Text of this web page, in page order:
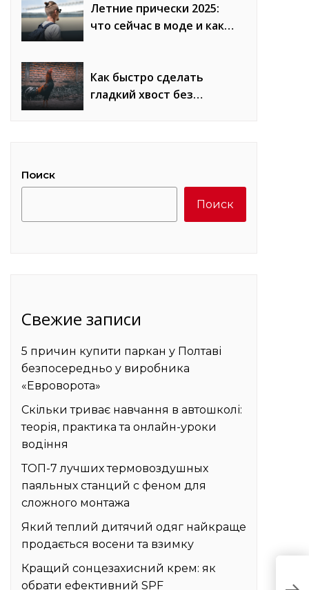
Летние прически 2025:
что сейчас в моде и как
Как быстро сделать
гладкий хвост без
Поиск
Поиск
Свежие записи
5 причин купити паркан у Полтаві
безпосередньо у виробника
«Евроворота»
Скільки триває навчання в автошколі:
теорія, практика та онлайн-уроки
водіння
ТОП-7 лучших термовоздушных
паяльных станций с феном для
сложного монтажа
Який теплий дитячий одяг найкраще
продається восени та взимку
Кращий сонцезахисний крем: як
обрати ефективний SPF